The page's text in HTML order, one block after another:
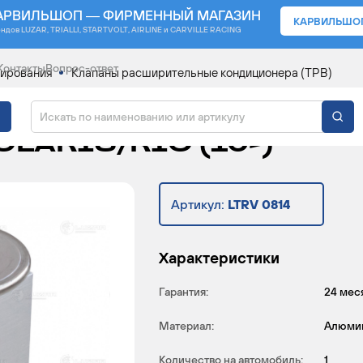
— ФИРМЕННЫЙ МАГАЗИН
LUZAR, TRIALLI, STARTVOLT, AIRLINE и CARVILLE RACING
Вопрос-ответ
Клапаны расширительные кондиционера (ТРВ)
RIO (10-)
Артикул: LTRV 0814
Характеристики
Гарантия: 24
Материал:
Количество на автомобиль: 1